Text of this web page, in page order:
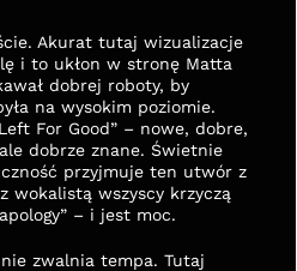
Akurat tutaj wizualizacje
i to ukłon w stronę Matta
dobrej roboty, by
na wysokim poziomie.
For Good” – nowe, dobre,
dobrze znane. Świetnie
przyjmuje ten utwór z
wokalistą wszyscy krzyczą
– i jest moc.
zwalnia tempa. Tutaj